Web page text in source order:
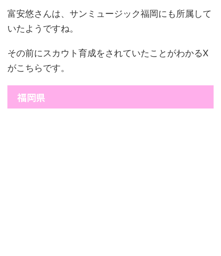
富安悠さんは、サンミュージック福岡にも所属して
いたようですね。
その前にスカウト育成をされていたことがわかるX
がこちらです。
福岡県